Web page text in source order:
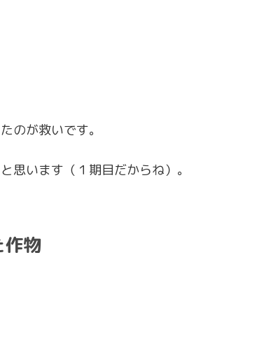
のが救いです。
思います（１期目だからね）。
物